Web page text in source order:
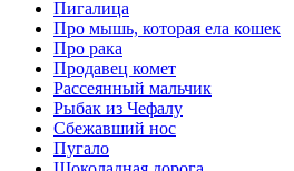
Пигалица
Про мышь, которая ела кошек
Про рака
Продавец комет
Рассеянный мальчик
Рыбак из Чефалу
Сбежавший нос
Пугало